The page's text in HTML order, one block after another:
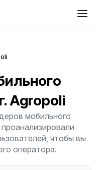
Agropoli
мобильного
чтобы вы
оператора.